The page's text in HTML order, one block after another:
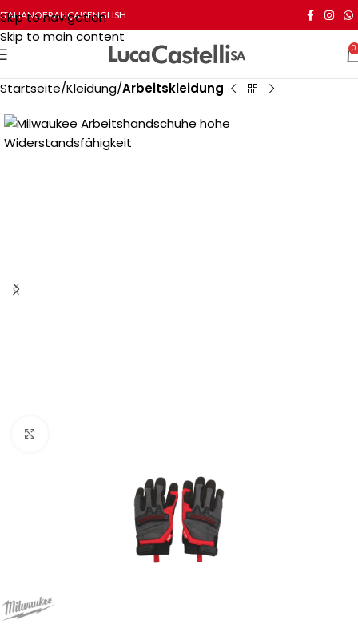
Skip to navigation
Skip to main content
ITALIANOFRANÇAISENGLISH
0
Startseite Kleidung Arbeitskleidung